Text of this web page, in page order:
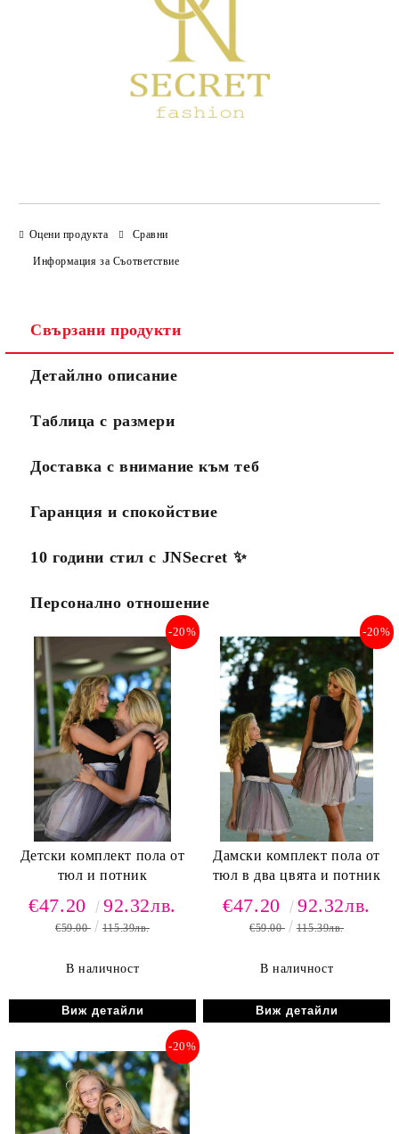
Оцени продукта Сравни
Информация за Съответствие
Свързани продукти
Детайлно описание
Таблица с размери
Доставка с внимание към теб
Гаранция и спокойствие
10 години стил с JNSecret ✨️
Персонално отношение
Детски комплект пола от
тюл и потник
-20%
€47.20 92.32лв.
€59.00 115.39лв.
В наличност
Виж детайли
Дамски комплект пола от
тюл в два цвята и потник
-20%
€47.20 92.32лв.
€59.00 115.39лв.
В наличност
Виж детайли
-20%